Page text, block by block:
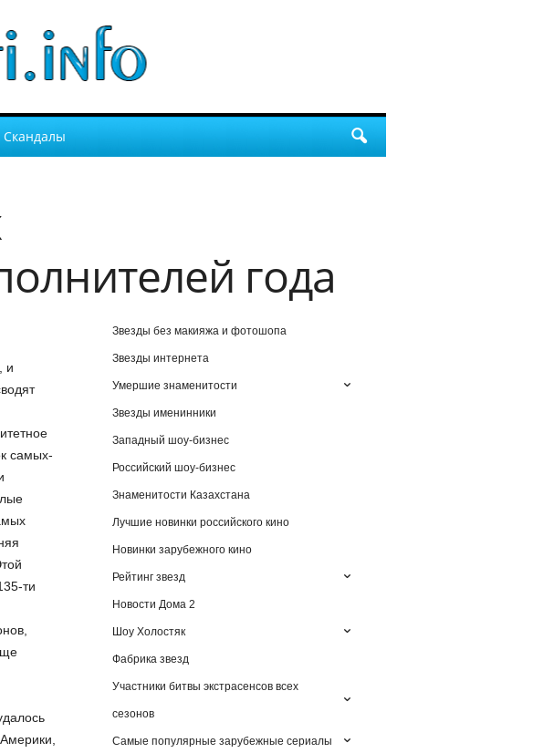
Скандалы
года
и
самых-
ти
Звезды без макияжа и фотошопа
Звезды интернета
Умершие знаменитости
Звезды именинники
Западный шоу-бизнес
Российский шоу-бизнес
Знаменитости Казахстана
Лучшие новинки российского кино
Новинки зарубежного кино
Рейтинг звезд
Новости Дома 2
Шоу Холостяк
Фабрика звезд
Участники битвы экстрасенсов всех
сезонов
Самые популярные зарубежные сериалы